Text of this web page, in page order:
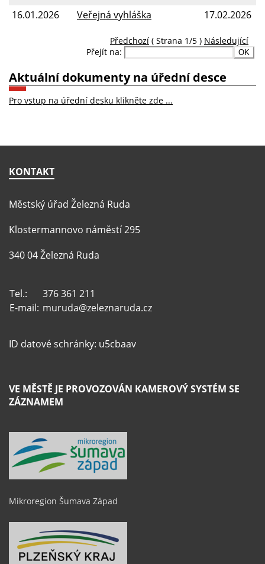
16.01.2026
17.02.2026
Veřejná vyhláška
Předchozí ( Strana 1/5 ) Následující
Přejít na:
Aktuální dokumenty na úřední desce
Pro vstup na úřední desku klikněte zde ...
KONTAKT
Městský úřad Železná Ruda
Klostermannovo náměstí 295
340 04 Železná Ruda
Tel.:
376 361 211
E-mail: muruda@zeleznaruda.cz
ID datové schránky: u5cbaav
VE MĚSTĚ JE PROVOZOVÁN KAMEROVÝ SYSTÉM SE
ZÁZNAMEM
Mikroregion Šumava Západ